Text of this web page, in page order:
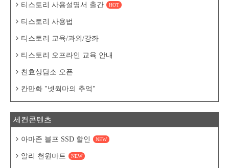
티스토리 사용설명서 출간 HOT
티스토리 사용법
티스토리 교육/과외/강좌
티스토리 오프라인 교육 안내
친효상담소 오픈
칸만화 "넷웍마의 추억"
세컨콘텐츠
아마존 블프 SSD 할인 NEW
알리 천원마트 NEW